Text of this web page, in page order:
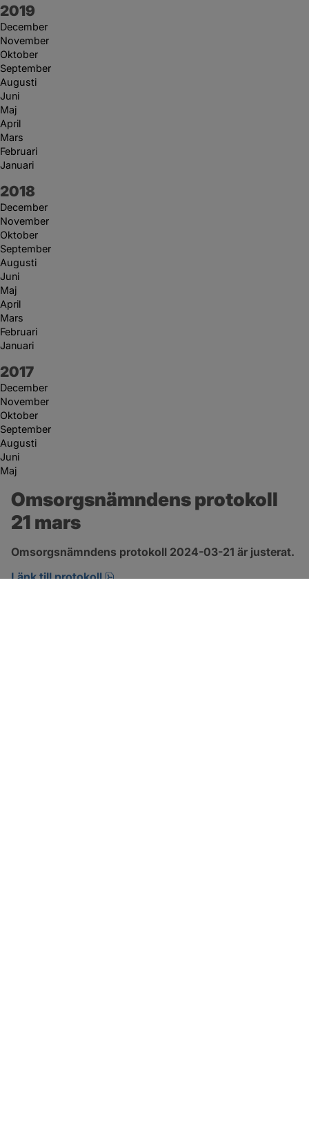
År:
2019
December
November
Oktober
September
Augusti
Juni
Maj
April
Mars
Februari
Januari
År:
2018
December
November
Oktober
September
Augusti
Juni
Maj
April
Mars
Februari
Januari
År:
2017
December
November
Oktober
September
Augusti
Juni
Maj
Omsorgsnämndens protokoll
21 mars
Omsorgsnämndens protokoll 2024-03-21 är justerat.
Länk till protokoll
pdf, 274.2 kB, öppnas i nytt fönster.